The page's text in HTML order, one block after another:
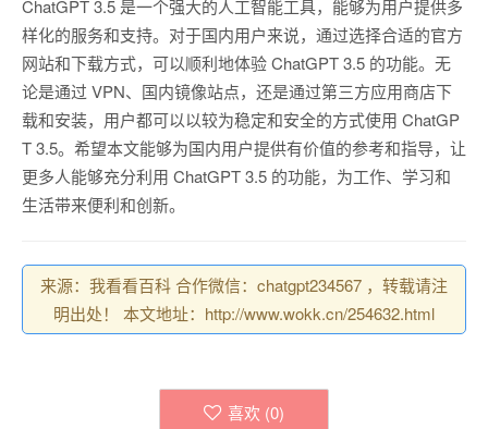
ChatGPT 3.5 是一个强大的人工智能工具，能够为用户提供多
样化的服务和支持。对于国内用户来说，通过选择合适的官方
网站和下载方式，可以顺利地体验 ChatGPT 3.5 的功能。无
论是通过 VPN、国内镜像站点，还是通过第三方应用商店下
载和安装，用户都可以以较为稳定和安全的方式使用 ChatGP
T 3.5。希望本文能够为国内用户提供有价值的参考和指导，让
更多人能够充分利用 ChatGPT 3.5 的功能，为工作、学习和
生活带来便利和创新。
来源：我看看百科 合作微信：chatgpt234567 ，转载请注
明出处！ 本文地址：http://www.wokk.cn/254632.html
喜欢 (0)